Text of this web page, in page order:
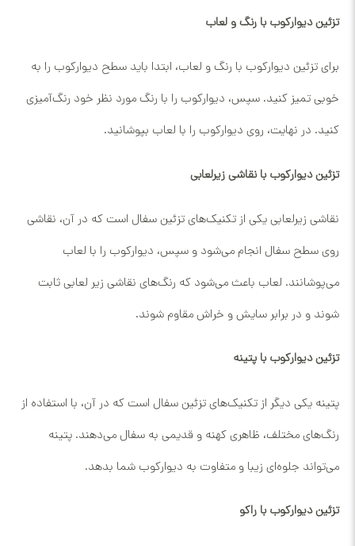
تزئین دیوارکوب با رنگ و لعاب
برای تزئین دیوارکوب با رنگ و لعاب، ابتدا باید سطح دیوارکوب را به
خوبی تمیز کنید. سپس، دیوارکوب را با رنگ مورد نظر خود رنگ‌آمیزی
کنید. در نهایت، روی دیوارکوب را با لعاب بپوشانید.
تزئین دیوارکوب با نقاشی زیرلعابی
نقاشی زیرلعابی یکی از تکنیک‌های تزئین سفال است که در آن، نقاشی
روی سطح سفال انجام می‌شود و سپس، دیوارکوب را با لعاب
می‌پوشانند. لعاب باعث می‌شود که رنگ‌های نقاشی زیر لعابی ثابت
شوند و در برابر سایش و خراش مقاوم شوند.
تزئین دیوارکوب با پتینه
پتینه یکی دیگر از تکنیک‌های تزئین سفال است که در آن، با استفاده از
رنگ‌های مختلف، ظاهری کهنه و قدیمی به سفال می‌دهند. پتینه
می‌تواند جلوه‌ای زیبا و متفاوت به دیوارکوب شما بدهد.
تزئین دیوارکوب با راکو